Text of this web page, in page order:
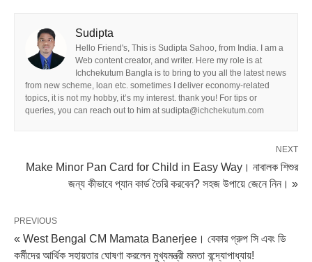
Sudipta
Hello Friend's, This is Sudipta Sahoo, from India. I am a
Web content creator, and writer. Here my role is at
Ichchekutum Bangla is to bring to you all the latest news
from new scheme, loan etc. sometimes I deliver economy-related
topics, it is not my hobby, it’s my interest. thank you! For tips or
queries, you can reach out to him at sudipta@ichchekutum.com
NEXT
Make Minor Pan Card for Child in Easy Way। নাবালক শিশুর
জন্য কীভাবে প্যান কার্ড তৈরি করবেন? সহজ উপায়ে জেনে নিন। »
PREVIOUS
« West Bengal CM Mamata Banerjee। বেকার গ্রুপ সি এবং ডি
কর্মীদের আর্থিক সহায়তার ঘোষণা করলেন মুখ্যমন্ত্রী মমতা বন্দ্যোপাধ্যায়!